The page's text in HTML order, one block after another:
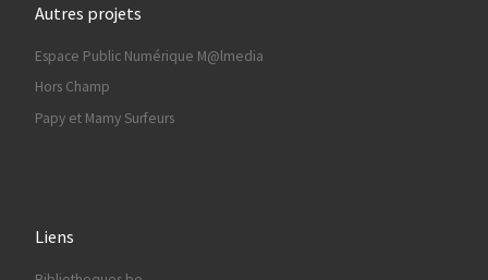
Autres projets
Espace Public Numérique M@lmedia
Hors Champ
Papy et Mamy Surfeurs
Liens